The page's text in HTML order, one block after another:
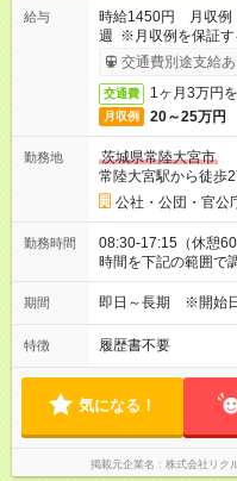
給与
時給1450円 月収例
週 ※月収例を保証す
ービス利用可（利用
交通費別途支給あ
交通費 1ヶ月3万円
月収例 20～25万円
勤務地
茨城県常陸大宮市
常陸大宮駅から徒歩
公社・公団・官公
勤務時間
08:30-17:15（休憩
時間を下記の範囲で
間 08:30～09:00
06:00～07:45
期間 即日～長期 ※開始
特徴 履歴書不要
気になる！
掲載元企業名 株式会社リク